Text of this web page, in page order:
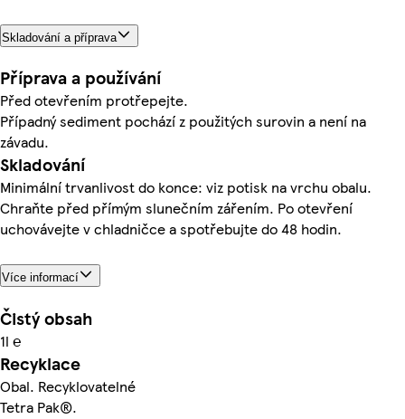
Skladování a příprava
Příprava a používání
Před otevřením protřepejte.
Případný sediment pochází z použitých surovin a není na
závadu.
Skladování
Minimální trvanlivost do konce: viz potisk na vrchu obalu.
Chraňte před přímým slunečním zářením. Po otevření
uchovávejte v chladničce a spotřebujte do 48 hodin.
Více informací
Čistý obsah
1l ℮
Recyklace
Obal. Recyklovatelné
Tetra Pak®.